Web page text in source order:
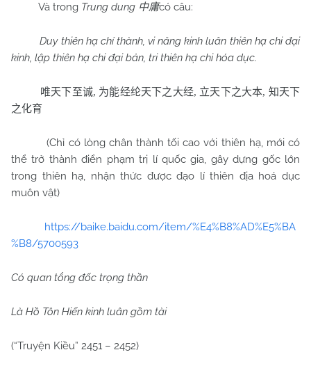
Và trong Trung dung 中庸có câu:
Duy thiên hạ chí thành, vi năng kinh luân thiên hạ chi đại
kinh, lập thiên hạ chi đại bản, tri thiên hạ chi hóa dục.
唯天下至诚, 为能经纶天下之大经, 立天下之大本, 知天下
之化育
(Chỉ có lòng chân thành tối cao với thiên hạ, mới có
thể trở thành điển phạm trị lí quốc gia, gây dựng gốc lớn
trong thiên hạ, nhận thức được đạo lí thiên địa hoá dục
muôn vật)
https://baike.baidu.com/item/%E4%B8%AD%E5%BA
%B8/5700593
Có quan tổng đốc trọng thần
Là Hồ Tôn Hiến kinh luân gồm tài
(“Truyện Kiều” 2451 – 2452)